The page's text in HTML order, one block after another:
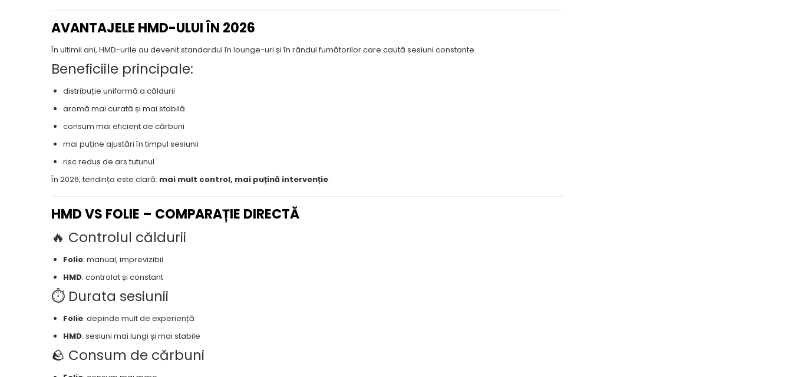
AVANTAJELE HMD-ULUI ÎN 2026
În ultimii ani, HMD-urile au devenit standardul în lounge-uri și în rândul fumătorilor care caută sesiuni constante.
Beneficiile principale:
distribuție uniformă a căldurii
aromă mai curată și mai stabilă
consum mai eficient de cărbuni
mai puține ajustări în timpul sesiunii
risc redus de ars tutunul
În 2026, tendința este clară: mai mult control, mai puțină intervenție.
HMD VS FOLIE – COMPARAȚIE DIRECTĂ
🔥 Controlul căldurii
Folie: manual, imprevizibil
HMD: controlat și constant
⏱️ Durata sesiunii
Folie: depinde mult de experiență
HMD: sesiuni mai lungi și mai stabile
🪨 Consum de cărbuni